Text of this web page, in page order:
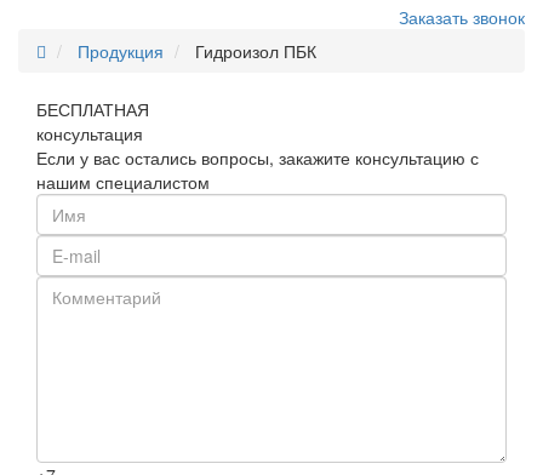
Заказать звонок
Продукция
Гидроизол ПБК
БЕСПЛАТНАЯ
консультация
Если у вас остались вопросы, закажите консультацию с
нашим специалистом